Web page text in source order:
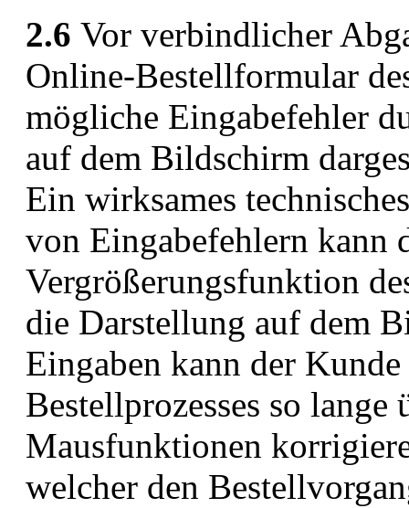
2.6 Vor verbindlicher
Online-Bestellformular
mögliche Eingabefehler
auf dem Bildschirm
Ein wirksames
von Eingabefehlern kann
Vergrößerungsfunktion
die Darstellung auf dem
Eingaben kann der
Bestellprozesses so
Mausfunktionen
welcher den